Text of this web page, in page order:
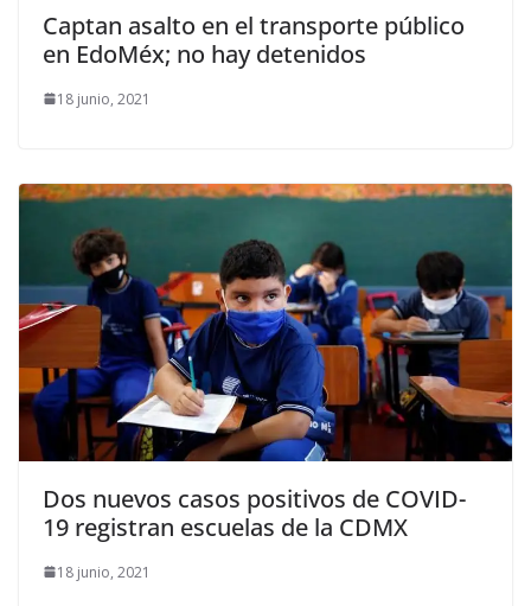
Captan asalto en el transporte público
en EdoMéx; no hay detenidos
18 junio, 2021
Dos nuevos casos positivos de COVID-
19 registran escuelas de la CDMX
18 junio, 2021